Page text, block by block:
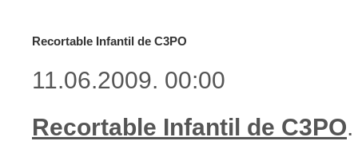
Recortable Infantil de C3PO
11.06.2009. 00:00
Recortable Infantil de C3PO.